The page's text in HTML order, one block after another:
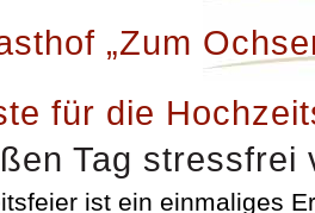
„Zum
für die
Tag stressfrei
ist ein einmaliges